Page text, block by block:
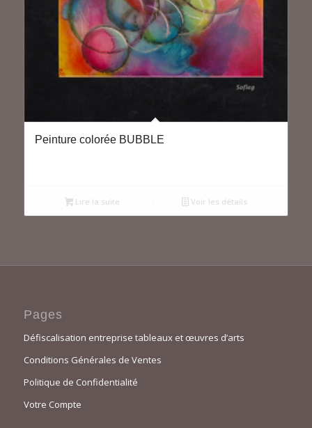
Peinture colorée BUBBLE
Lire la suite Voir les détails
Pages
Défiscalisation entreprise tableaux et œuvres d’arts
Conditions Générales de Ventes
Politique de Confidentialité
Votre Compte